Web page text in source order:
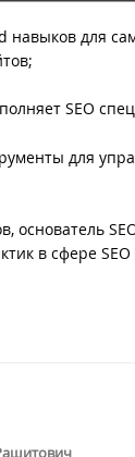
навыков для
SEO
для
основатель
в сфере